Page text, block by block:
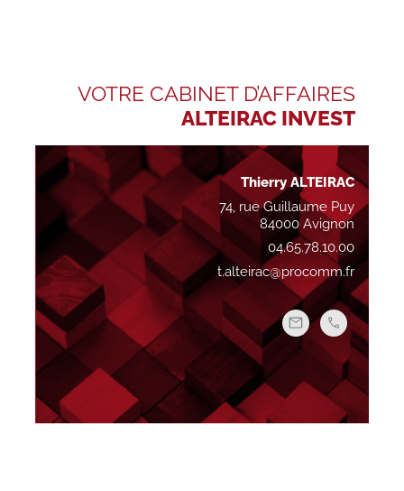
VOTRE CABINET D’AFFAIRES
ALTEIRAC INVEST
Thierry ALTEIRAC
74, rue Guillaume Puy
84000 Avignon
04.65.78.10.00
t.alteirac@procomm.fr